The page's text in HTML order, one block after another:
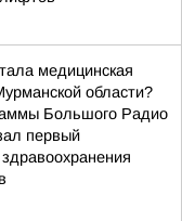
медицинская
области?
Большого Радио
первый